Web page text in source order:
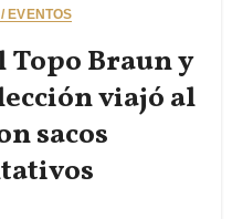
EVENTOS
Braun y
viajó al
sacos